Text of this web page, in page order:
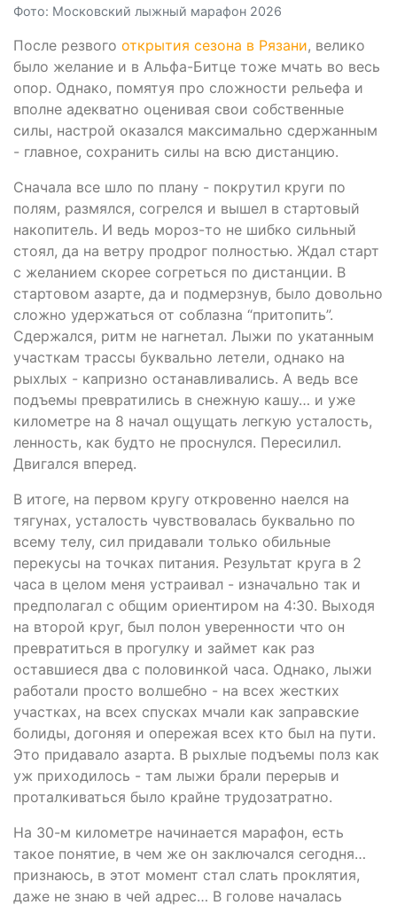
Фото: Московский лыжный марафон 2026
После резвого открытия сезона в Рязани, велико
было желание и в Альфа-Битце тоже мчать во весь
опор. Однако, помятуя про сложности рельефа и
вполне адекватно оценивая свои собственные
силы, настрой оказался максимально сдержанным
- главное, сохранить силы на всю дистанцию.
Сначала все шло по плану - покрутил круги по
полям, размялся, согрелся и вышел в стартовый
накопитель. И ведь мороз-то не шибко сильный
стоял, да на ветру продрог полностью. Ждал старт
с желанием скорее согреться по дистанции. В
стартовом азарте, да и подмерзнув, было довольно
сложно удержаться от соблазна “притопить”.
Сдержался, ритм не нагнетал. Лыжи по укатанным
участкам трассы буквально летели, однако на
рыхлых - капризно останавливались. А ведь все
подъемы превратились в снежную кашу… и уже
километре на 8 начал ощущать легкую усталость,
ленность, как будто не проснулся. Пересилил.
Двигался вперед.
В итоге, на первом кругу откровенно наелся на
тягунах, усталость чувствовалась буквально по
всему телу, сил придавали только обильные
перекусы на точках питания. Результат круга в 2
часа в целом меня устраивал - изначально так и
предполагал с общим ориентиром на 4:30. Выходя
на второй круг, был полон уверенности что он
превратиться в прогулку и займет как раз
оставшиеся два с половинкой часа. Однако, лыжи
работали просто волшебно - на всех жестких
участках, на всех спусках мчали как заправские
болиды, догоняя и опережая всех кто был на пути.
Это придавало азарта. В рыхлые подъемы полз как
уж приходилось - там лыжи брали перерыв и
проталкиваться было крайне трудозатратно.
На 30-м километре начинается марафон, есть
такое понятие, в чем же он заключался сегодня…
признаюсь, в этот момент стал слать проклятия,
даже не знаю в чей адрес… В голове началась